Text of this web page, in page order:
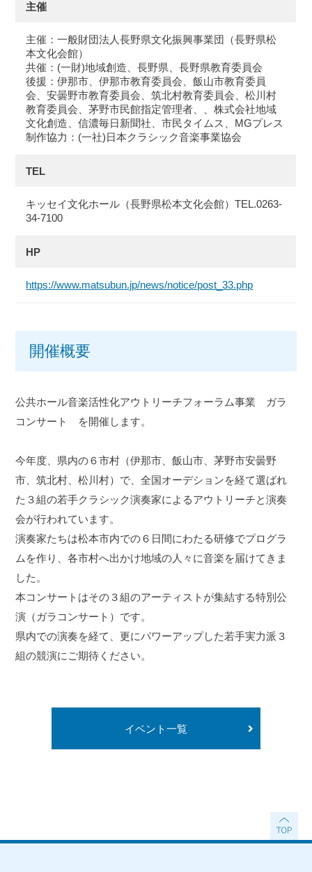
主催
主催：一般財団法人長野県文化振興事業団（長野県松
本文化会館）
共催：(一財)地域創造、長野県、長野県教育委員会
後援：伊那市、伊那市教育委員会、飯山市教育委員
会、安曇野市教育委員会、筑北村教育委員会、松川村
教育委員会、茅野市民館指定管理者、、株式会社地域
文化創造、信濃毎日新聞社、市民タイムス、MGプレス
制作協力：(一社)日本クラシック音楽事業協会
TEL
キッセイ文化ホール（長野県松本文化会館）TEL.0263-
34-7100
HP
https://www.matsubun.jp/news/notice/post_33.php
開催概要
公共ホール音楽活性化アウトリーチフォーラム事業 ガラ
コンサート を開催します。
今年度、県内の６市村（伊那市、飯山市、茅野市安曇野
市、筑北村、松川村）で、全国オーデションを経て選ばれ
た３組の若手クラシック演奏家によるアウトリーチと演奏
会が行われています。
演奏家たちは松本市内での６日間にわたる研修でプログラ
ムを作り、各市村へ出かけ地域の人々に音楽を届けてきま
した。
本コンサートはその３組のアーティストが集結する特別公
演（ガラコンサート）です。
県内での演奏を経て、更にパワーアップした若手実力派３
組の競演にご期待ください。
イベント一覧